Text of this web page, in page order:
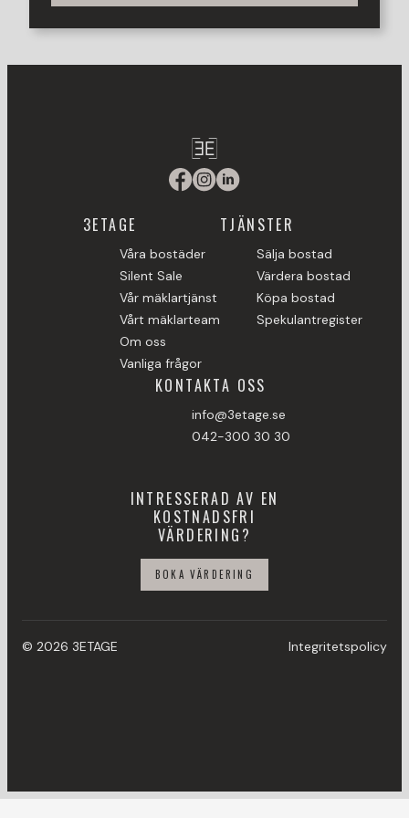
bjuder på en stilren stenläggning, dekorativ singel och ett
trevligt växthus. Baksidan är minst lika imponerande med
lättskött singel. Här finns gott om utrymme för både lek,
Låter huset intressant? Då är du varmt välkommen att
kontakta ansvarig mäklare Hannah Kjell på 0735-179336
alt. Hannah@3etage.se för att boka tid för visning.
3ETAGE
Våra bostäder
Silent Sale
Vår mäklartjänst
Vårt mäklarteam
Om oss
Vanliga frågor
TJÄNSTER
Sälja bostad
Värdera bostad
Köpa bostad
Spekulantregister
KONTAKTA OSS
info@3etage.se
042-300 30 30
INTRESSERAD AV EN
KOSTNADSFRI
VÄRDERING?
BOKA VÄRDERING
© 2026 3ETAGE Integritetspolicy